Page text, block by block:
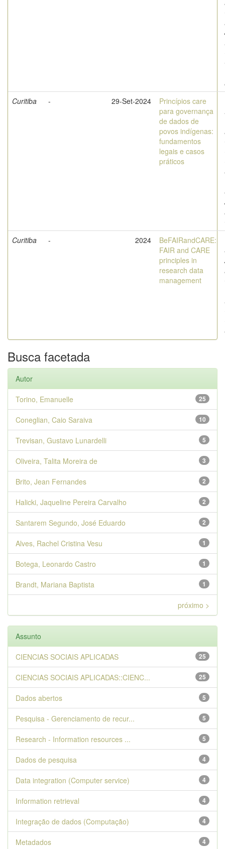
Curitiba
- 29-Set-2024
Princípios care
para governança
de dados de
povos indígenas:
fundamentos
legais e casos
práticos
Curitiba
- 2024
BeFAIRandCARE:
FAIR and CARE
principles in
research data
management
Busca facetada
Autor
25
Torino, Emanuelle
10
Coneglian, Caio Saraiva
5
Trevisan, Gustavo Lunardelli
3
Oliveira, Talita Moreira de
2
Brito, Jean Fernandes
2
Halicki, Jaqueline Pereira Carvalho
2
Santarem Segundo, José Eduardo
1
Alves, Rachel Cristina Vesu
1
Botega, Leonardo Castro
1
Brandt, Mariana Baptista
próximo >
Assunto
25
CIENCIAS SOCIAIS APLICADAS
25
CIENCIAS SOCIAIS APLICADAS::CIENC...
5
Dados abertos
5
Pesquisa - Gerenciamento de recur...
5
Research - Information resources ...
4
Dados de pesquisa
4
Data integration (Computer service)
4
Information retrieval
4
Integração de dados (Computação)
4
Metadados